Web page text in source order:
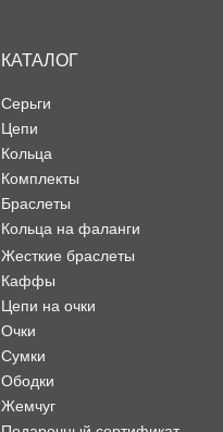
Серьги
Цепи
Кольца
Комплекты
Браслеты
Кольца на фаланги
КАТАЛОГ
Жесткие браслеты
Каффы
Цепи на очки
Очки
Сумки
Ободки
Жемчуг